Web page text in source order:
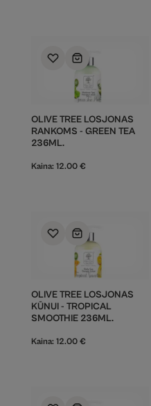
OLIVE TREE LOSJONAS
RANKOMS - GREEN TEA
236ML.
Kaina: 12.00 €
OLIVE TREE LOSJONAS
KŪNUI - TROPICAL
SMOOTHIE 236ML.
Kaina: 12.00 €